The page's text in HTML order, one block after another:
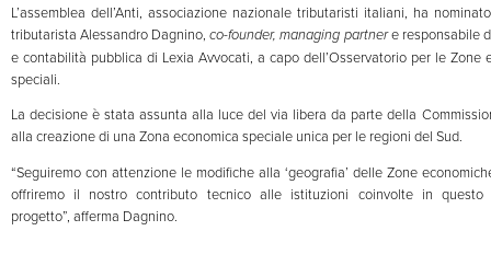
L’assemblea dell’Anti, associazione nazionale tributaristi italiani, ha
tributarista Alessandro Dagnino,co-founder, managing partnere responsabile
e contabilità pubblica di Lexia Avvocati, a capo dell’Osservatorio per le Zone
speciali.
La decisione è stata assunta alla luce del via libera da parte della
alla creazione di una Zona economica speciale unica per le regioni del Sud.
“Seguiremo con attenzione le modifiche alla ‘geografia’ delle Zone
offriremo il nostro contributo tecnico alle istituzioni coinvolte in questo
progetto”, afferma Dagnino.